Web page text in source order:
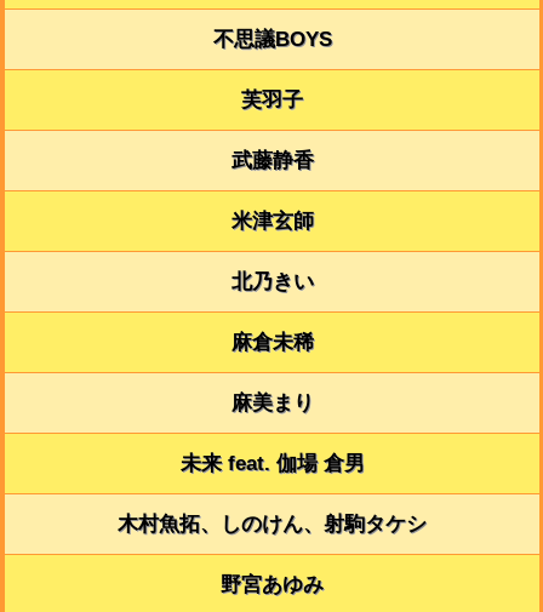
不思議BOYS
芙羽子
武藤静香
米津玄師
北乃きい
麻倉未稀
麻美まり
未来 feat. 伽場 倉男
木村魚拓、しのけん、射駒タケシ
野宮あゆみ